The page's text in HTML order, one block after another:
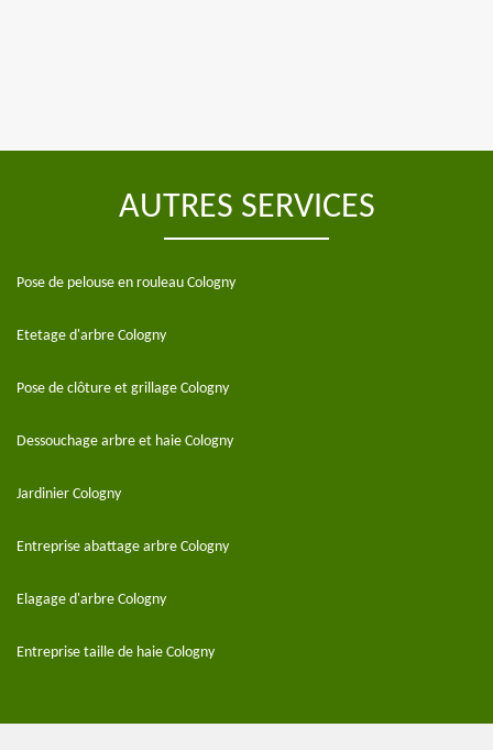
AUTRES SERVICES
Pose de pelouse en rouleau Cologny
Etetage d'arbre Cologny
Pose de clôture et grillage Cologny
Dessouchage arbre et haie Cologny
Jardinier Cologny
Entreprise abattage arbre Cologny
Elagage d'arbre Cologny
Entreprise taille de haie Cologny